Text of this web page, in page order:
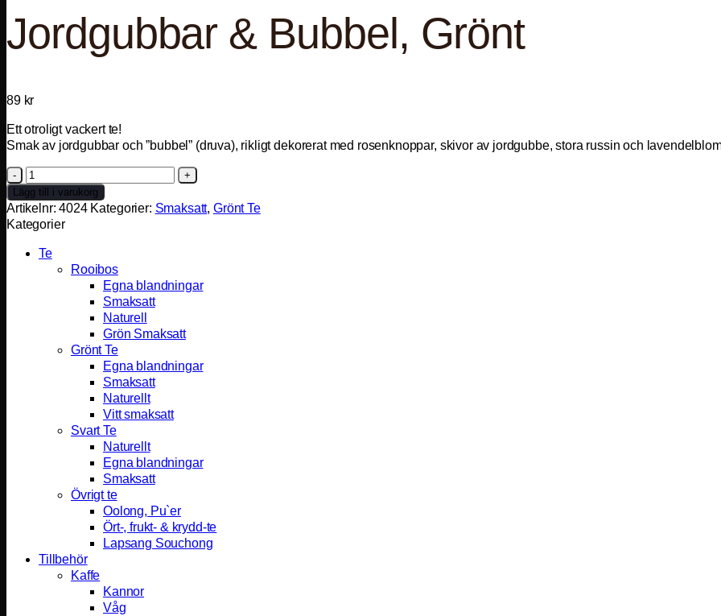
Jordgubbar & Bubbel, Grönt
89 kr
Ett otroligt vackert te!
Smak av jordgubbar och ”bubbel” (druva), rikligt dekorerat med rosenknoppar, skivor av jordgubbe, stora russin och
Jordgubbar
&
Bubbel,
Grönt
Lägg till i varukorg
Artikelnr:4024 Kategorier: Smaksatt, Grönt Te
Kategorier
Te
Rooibos
Egna blandningar
Smaksatt
Naturell
Grön Smaksatt
Grönt Te
Egna blandningar
Smaksatt
Naturellt
Vitt smaksatt
Svart Te
Naturellt
Egna blandningar
Smaksatt
Övrigt te
Oolong, Pu`er
Ört-, frukt- & krydd-te
Lapsang Souchong
Tillbehör
Kaffe
Kannor
Våg